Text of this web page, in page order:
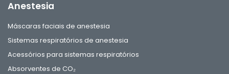
Anestesia
Máscaras faciais de anestesia
Sistemas respiratórios de anestesia
Acessórios para sistemas respiratórios
Absorventes de CO₂